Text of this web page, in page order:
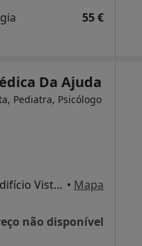
55 €
Da Ajuda
Pediatra, Psicólogo
Rua Nova do Vale da Ajuda, Edifício Vista Girão, Bloco C Sul Az Funchal , Funchal • Mapa
não disponível